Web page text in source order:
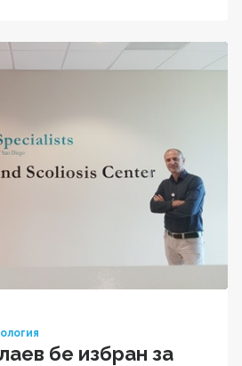
бе избран за